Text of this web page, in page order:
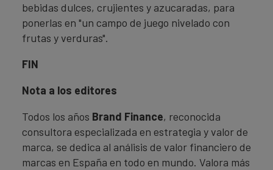
bebidas dulces, crujientes y azucaradas, para
ponerlas en "un campo de juego nivelado con
frutas y verduras".
FIN
Nota a los editores
Todos los años Brand Finance, reconocida
consultora especializada en estrategia y valor de
marca, se dedica al análisis de valor financiero de
marcas en España en todo en mundo. Valora más